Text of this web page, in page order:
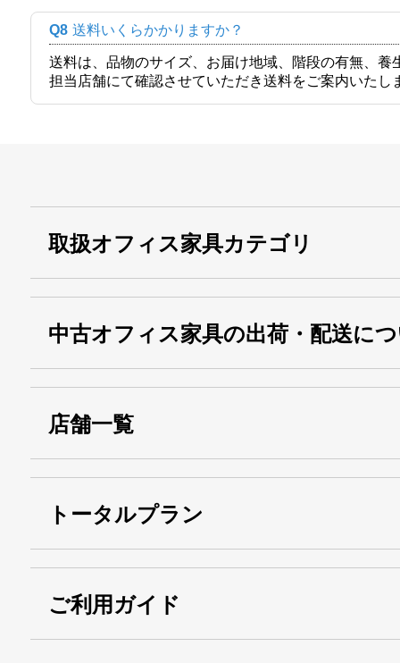
Q8 送料いくらかかりますか？
送料は、品物のサイズ、お届け地域、階段の有無、
担当店舗にて確認させていただき送料をご案内いたし
取扱オフィス家具カテゴリ
中古オフィス家具の出荷・配送に
店舗一覧
トータルプラン
ご利用ガイド